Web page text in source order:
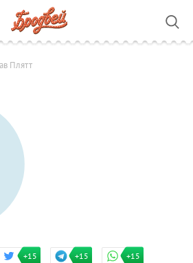
Плятт
+15 +15 +15